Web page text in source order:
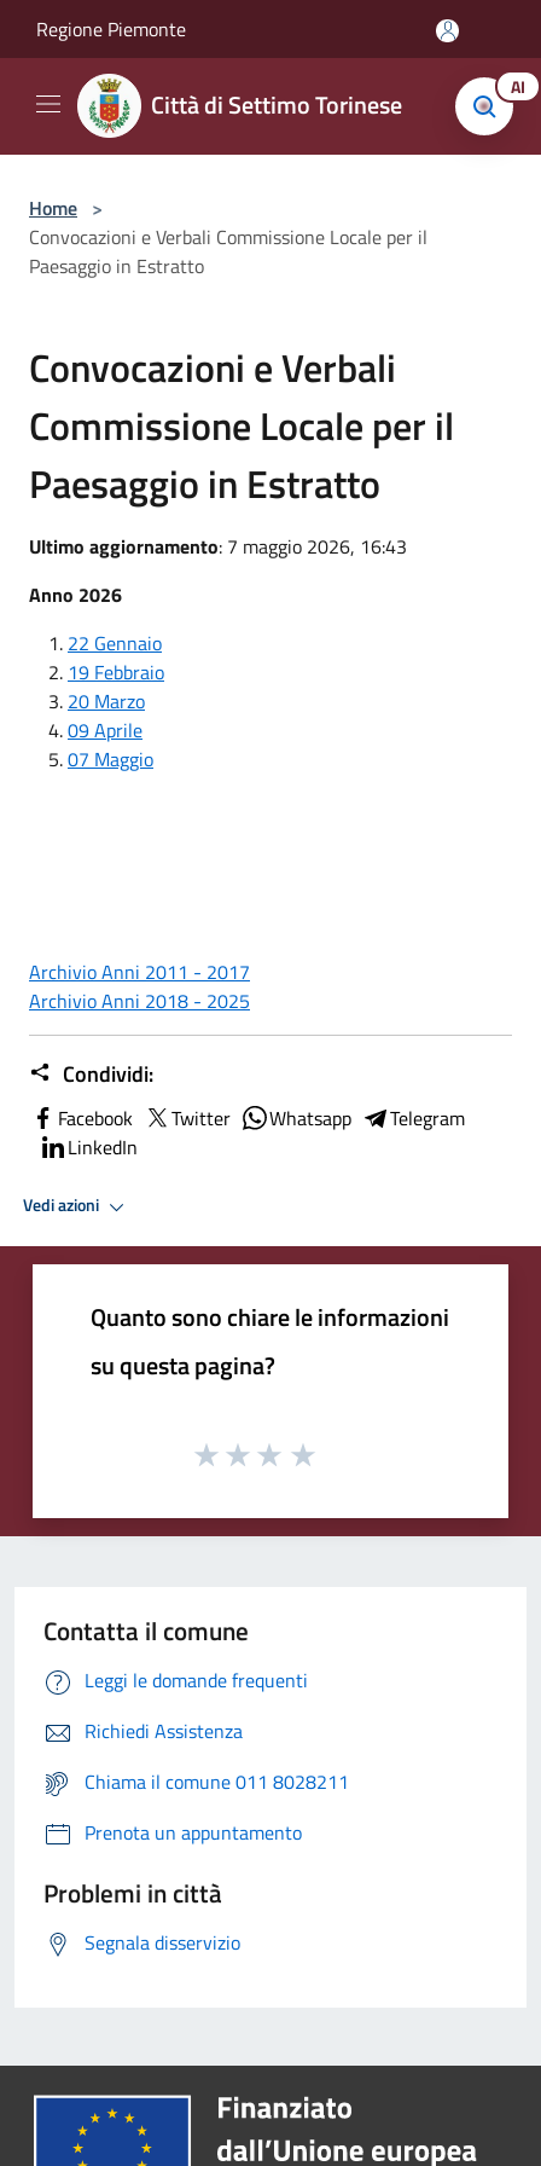
Regione Piemonte
Città di Settimo Torinese AI
Home >
Convocazioni e Verbali Commissione Locale per il
Paesaggio in Estratto
Convocazioni e Verbali
Commissione Locale per il
Paesaggio in Estratto
Ultimo aggiornamento: 7 maggio 2026, 16:43
Anno 2026
22 Gennaio
19 Febbraio
20 Marzo
09 Aprile
07 Maggio
Archivio Anni 2011 - 2017
Archivio Anni 2018 - 2025
Condividi:
Facebook Twitter Whatsapp
Telegram
LinkedIn
Vedi azioni
Quanto sono chiare le informazioni
su questa pagina?
Contatta il comune
Leggi le domande frequenti
Richiedi Assistenza
Chiama il comune 011 8028211
Prenota un appuntamento
Problemi in città
Segnala disservizio